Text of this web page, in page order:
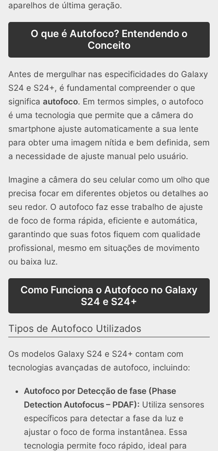
aparelhos de última geração.
O que é Autofoco? Entendendo o
Conceito
Antes de mergulhar nas especificidades do Galaxy
S24 e S24+, é fundamental compreender o que
significa autofoco. Em termos simples, o autofoco
é uma tecnologia que permite que a câmera do
smartphone ajuste automaticamente a sua lente
para obter uma imagem nítida e bem definida, sem
a necessidade de ajuste manual pelo usuário.
Imagine a câmera do seu celular como um olho que
precisa focar em diferentes objetos ou detalhes ao
seu redor. O autofoco faz esse trabalho de ajuste
de foco de forma rápida, eficiente e automática,
garantindo que suas fotos fiquem com qualidade
profissional, mesmo em situações de movimento
ou baixa luz.
Como Funciona o Autofoco no Galaxy
S24 e S24+
Tipos de Autofoco Utilizados
Os modelos Galaxy S24 e S24+ contam com
tecnologias avançadas de autofoco, incluindo:
Autofoco por Detecção de fase (Phase
Detection Autofocus – PDAF): Utiliza sensores
específicos para detectar a fase da luz e
ajustar o foco de forma instantânea. Essa
tecnologia permite foco rápido, ideal para